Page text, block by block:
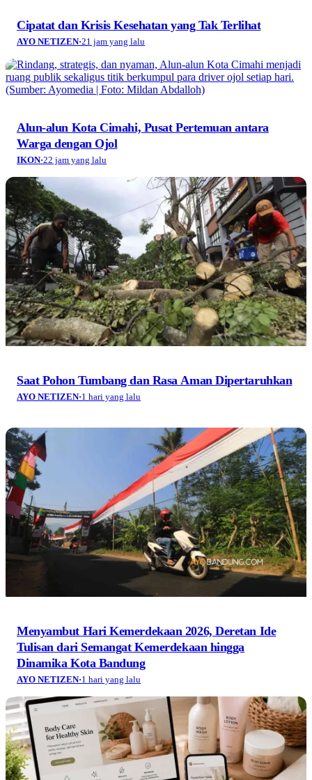
Cipatat dan Krisis Kesehatan yang Tak Terlihat
AYO NETIZEN·21 jam yang lalu
Alun-alun Kota Cimahi, Pusat Pertemuan antara
Warga dengan Ojol
IKON·22 jam yang lalu
Saat Pohon Tumbang dan Rasa Aman Dipertaruhkan
AYO NETIZEN·1 hari yang lalu
Menyambut Hari Kemerdekaan 2026, Deretan Ide
Tulisan dari Semangat Kemerdekaan hingga
Dinamika Kota Bandung
AYO NETIZEN·1 hari yang lalu